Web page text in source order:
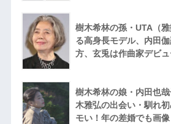
樹木希林の孫・UTA（
る高身長モデル、内田
方、玄兎は作曲家デビ
樹木希林の娘・内田也
木雅弘の出会い・馴れ
モい！年の差婚でも画像